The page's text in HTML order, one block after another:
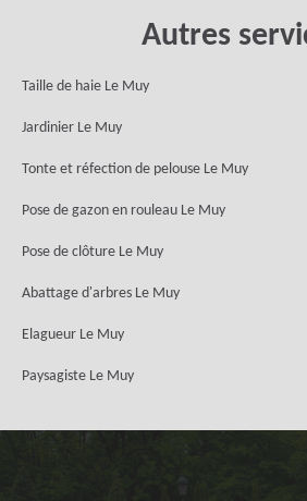
Autres
Taille de haie Le Muy
Jardinier Le Muy
Tonte et réfection de pelouse Le Muy
Pose de gazon en rouleau Le Muy
Pose de clôture Le Muy
Abattage d'arbres Le Muy
Elagueur Le Muy
Paysagiste Le Muy